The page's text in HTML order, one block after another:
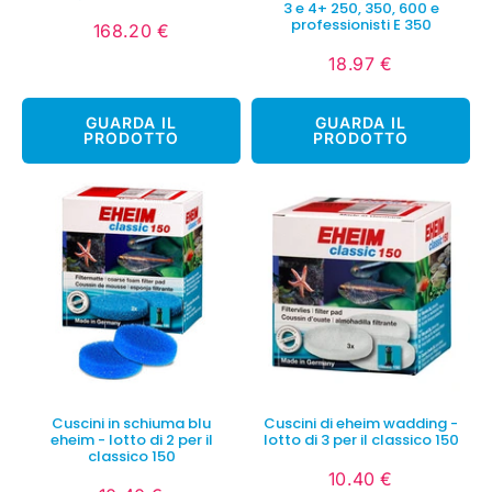
Prezzo
168.20 €
GUARDA IL
PRODOTTO
3 e 4+ 250, 350, 600 e
professionisti E 350
Prezzo
18.97 €
GUARDA IL
PRODOTTO
Cuscini in schiuma blu
eheim - lotto di 2 per il
classico 150
Cuscini di eheim wadding -
lotto di 3 per il classico 150
Prezzo
10.40 €